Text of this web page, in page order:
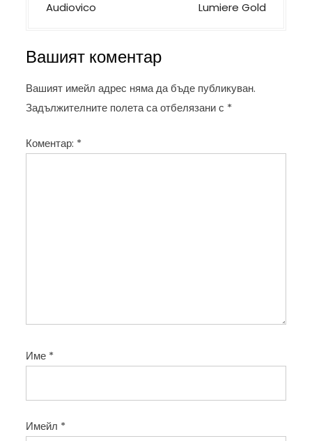
а
и
г
а
ц
я
Audiovico
Lumiere Gold
Вашият коментар
Вашият имейл адрес няма да бъде публикуван.
Задължителните полета са отбелязани с *
Коментар: *
Име *
Имейл *